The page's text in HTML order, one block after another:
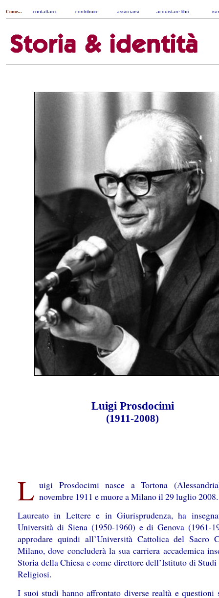
Come... contattarci contribuire associarsi acquistare libri
Luigi Prosdocimi
(1911-2008)
L uigi Prosdocimi nasce a Tortona
novembre 1911 e muore a Milano il 29 luglio 2008.
Laureato in Lettere e in Giurisprudenza, ha
Università di Siena (1950-1960) e di Genova (1961-
approdare quindi all’Università Cattolica del Sacro
Milano, dove concluderà la sua carriera accademica
Storia della Chiesa e come direttore dell’Istituto di
Religiosi.
I suoi studi hanno affrontato diverse realtà e questioni